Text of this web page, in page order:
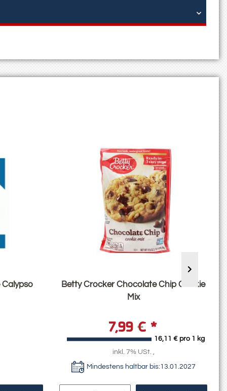
Betty Crocker Chocolate Chip Cookie
Mix
7,99 € *
16,11 € pro 1 kg
inkl. 7% USt. ,
Mindestens haltbar bis:13.01.2027